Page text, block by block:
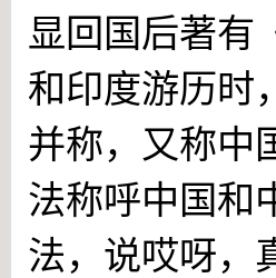
显回国后著有
和印度游历时
并称，又称中
法称呼中国和
法，说哎呀，